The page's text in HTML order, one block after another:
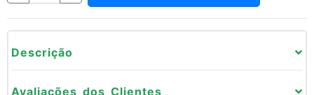
Descrição
Avaliações dos Clientes